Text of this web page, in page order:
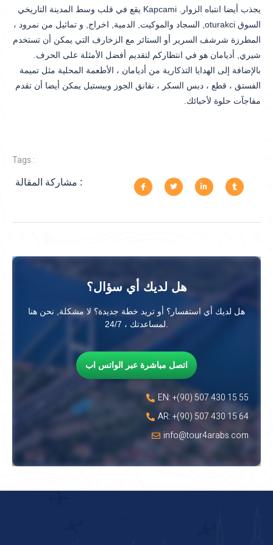
يجذب أيضا انتباه الزوار. Kapcami يقع في قلب وسط المدينة التاريخي
السوق oturakci, السجاد والموكيت, الدمية, اخراج, و تماثيل من نمرود ،
المطرزة شرشف السرير أو الستائر مع الزخارف التي يمكن أن تستخدم
شيري, أديامان هو في انتظاركم لتقديم أفضل الأمثلة على الحرف.
بالإضافة إلى الهدايا التذكارية من أديامان ، الأطعمة المحلية مثل تميمة
الفستق ، قطع ، دبس السكر ، نقانق الجوز وبيستيل يمكن أيضا أن تقدم
مفاجآت حلوة لأحبائك.
Tags :
مشاركة المقالة :
هل لديك أي سؤال؟
هل لديك أي استفسار؟ أو تريد خطة جديدة؟ لا مشكلة, نحن هنا
اتصل مباشرة عبر الواتس اب
EN: +(90) 507 430 15 55
AR: +(90) 507 430 15 64
info@tour4arabs.com